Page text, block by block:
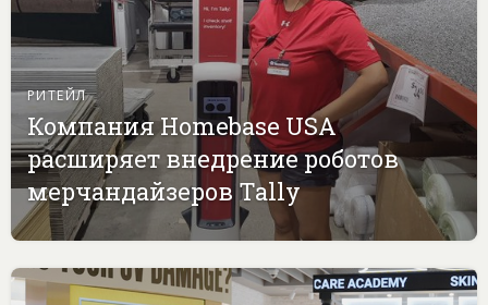
РИТЕЙЛ
Компания Homebase USA
расширяет внедрение роботов
мерчандайзеров Tally